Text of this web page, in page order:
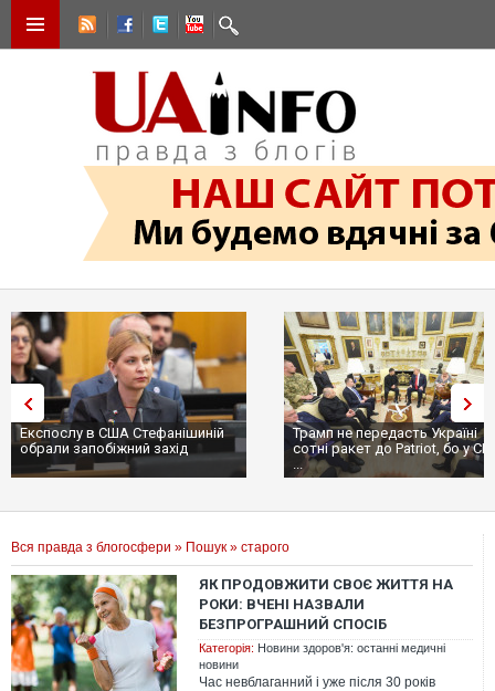
Експослу в США Стефанішиній
обрали запобіжний захід
Трамп не передасть Україні
сотні ракет до Patriot, бо у
...
Вся правда з блогосфери » Пошук » старого
ЯК ПРОДОВЖИТИ СВОЄ ЖИТТЯ НА
РОКИ: ВЧЕНІ НАЗВАЛИ
БЕЗПРОГРАШНИЙ СПОСІБ
Категорія: Новини здоров'я: останні медичні
новини
Час невблаганний і уже після 30 років